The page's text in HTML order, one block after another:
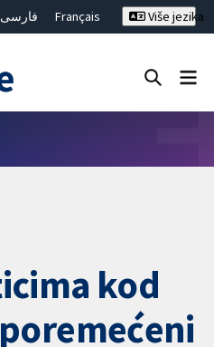
فارسی
Français
Više jezika
kod